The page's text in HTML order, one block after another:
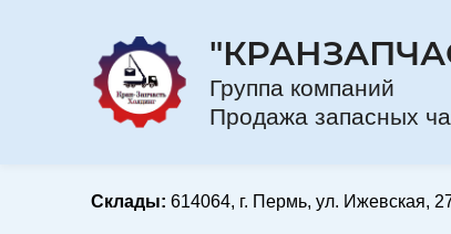
Продажа запасных
Склады: 614064, г. Пермь, ул. Ижевская,